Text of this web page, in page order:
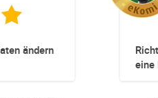
Service. Schnell und